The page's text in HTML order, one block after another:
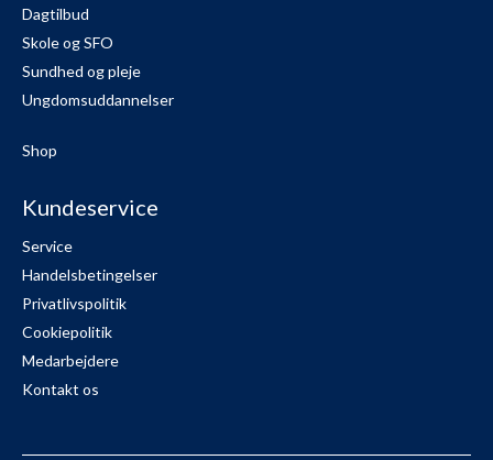
Dagtilbud
Skole og SFO
Sundhed og pleje
Ungdomsuddannelser
Shop
Kundeservice
Service
Handelsbetingelser
Privatlivspolitik
Cookiepolitik
Medarbejdere
Kontakt os